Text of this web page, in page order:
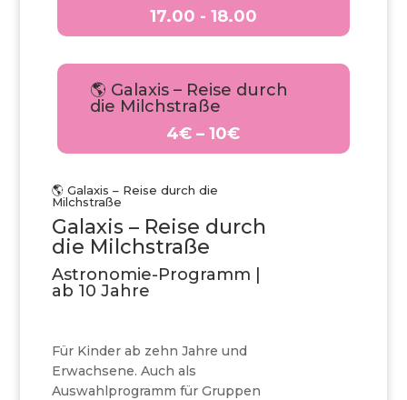
17.00 - 18.00
🌎 Galaxis – Reise durch
die Milchstraße
4€ – 10€
🌎 Galaxis – Reise durch die
Milchstraße
Galaxis – Reise durch
die Milchstraße
Astronomie-Programm |
ab 10 Jahre
Für Kinder ab zehn Jahre und
Erwachsene. Auch als
Auswahlprogramm für Gruppen